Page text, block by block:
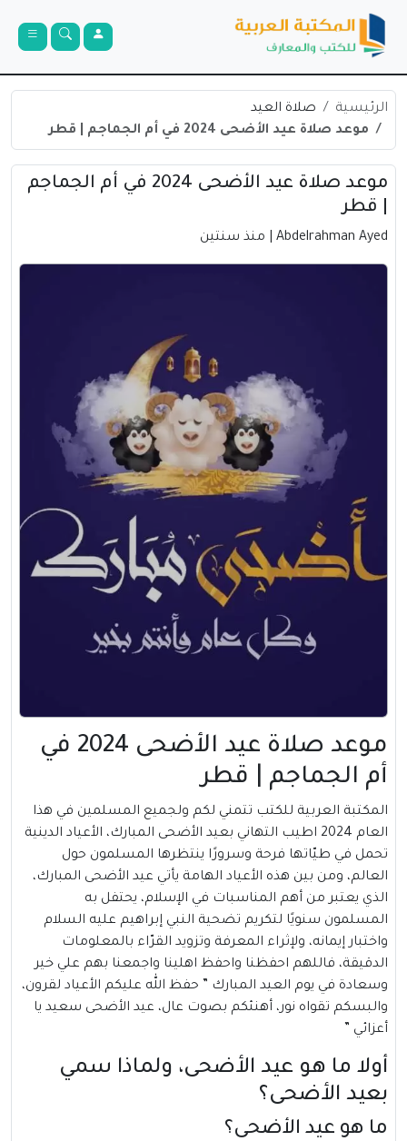
الرئيسية
صلاة العيد
موعد صلاة عيد الأضحى 2024 في أم الجماجم | قطر
موعد صلاة عيد الأضحى 2024 في أم الجماجم
| قطر
Abdelrahman Ayed | منذ سنتين
موعد صلاة عيد الأضحى 2024 في
أم الجماجم | قطر
المكتبة العربية للكتب تتمني لكم ولجميع المسلمين في هذا
العام 2024 اطيب التهاني بعيد الأضحى المبارك، الأعياد الدينية
تحمل في طيّاتها فرحة وسرورًا ينتظرها المسلمون حول
العالم، ومن بين هذه الأعياد الهامة يأتي عيد الأضحى المبارك،
الذي يعتبر من أهم المناسبات في الإسلام، يحتفل به
المسلمون سنويًا لتكريم تضحية النبي إبراهيم عليه السلام
واختبار إيمانه، ولإثراء المعرفة وتزويد القرّاء بالمعلومات
الدقيقة، فاللهم احفظنا واحفظ اهلينا واجمعنا بهم علي خير
وسعادة في يوم العيد المبارك ” حفظ الله عليكم الأعياد لقرون،
والبسكم تقواه نور، أهنئكم بصوت عال، عيد الأضحى سعيد يا
أعزائي ”
أولا ما هو عيد الأضحى، ولماذا سمي
بعيد الأضحى؟
ما هو عيد الأضحى؟